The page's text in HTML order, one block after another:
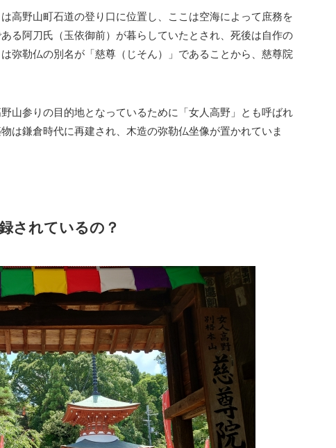
高野山町石道の登り口に位置し、ここは空海によって庶務を
る阿刀氏（玉依御前）が暮らしていたとされ、死後は自作の
弥勒仏の別名が「慈尊（じそん）」であることから、慈尊院
山参りの目的地となっているために「女人高野」とも呼ばれ
は鎌倉時代に再建され、木造の弥勒仏坐像が置かれていま
されているの？